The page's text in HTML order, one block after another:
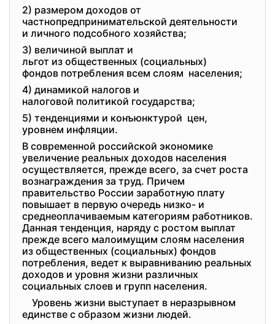
2) размером доходов от
частнопредпринимательской деятельности
и личного подсобного хозяйства;
3) величиной выплат и
льгот из общественных (социальных)
фондов потребления всем слоям населения;
4) динамикой налогов и
налоговой политикой государства;
5) тенденциями и конъюнктурой цен,
уровнем инфляции.
В современной российской экономике
увеличение реальных доходов населения
осуществляется, прежде всего, за счет роста
вознаграждения за труд. Причем
правительство России заработную плату
повышает в первую очередь низко- и
среднеоплачиваемым категориям работников.
Данная тенденция, наряду с ростом выплат
прежде всего малоимущим слоям населения
из общественных (социальных) фондов
потребления, ведет к выравниванию реальных
доходов и уровня жизни различных
социальных слоев и групп населения.
Уровень жизни выступает в неразрывном
единстве с образом жизни людей.